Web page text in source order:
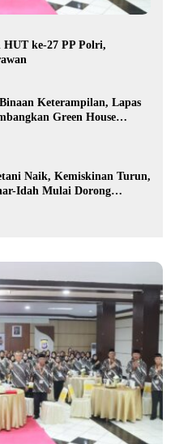
ke-27 PP Polri,
Keterampilan, Lapas
Green House
Naik, Kemiskinan Turun,
Idah Mulai Dorong